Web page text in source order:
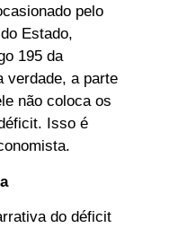
pelo
Estado,
195 da
verdade, a parte
não coloca os
Isso é
do déficit